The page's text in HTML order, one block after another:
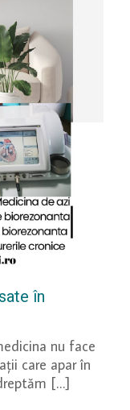
în
nu face
care apar în
[…]